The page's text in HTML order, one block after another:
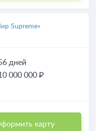
Supreme»
дней
000 000 ₽
карту